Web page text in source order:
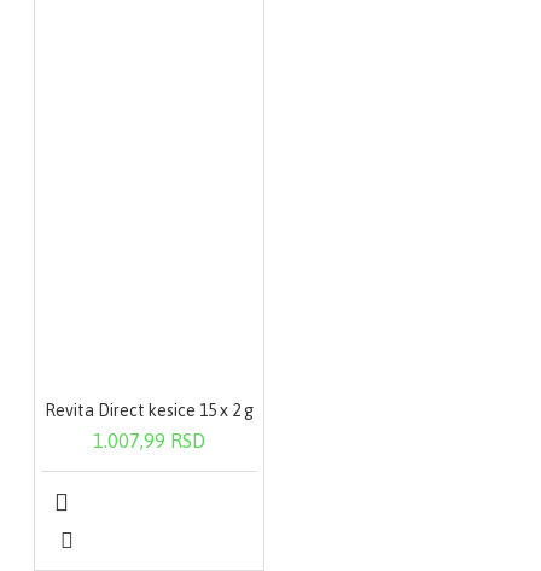
Revita Direct kesice 15 x 2 g
1.007,99 RSD